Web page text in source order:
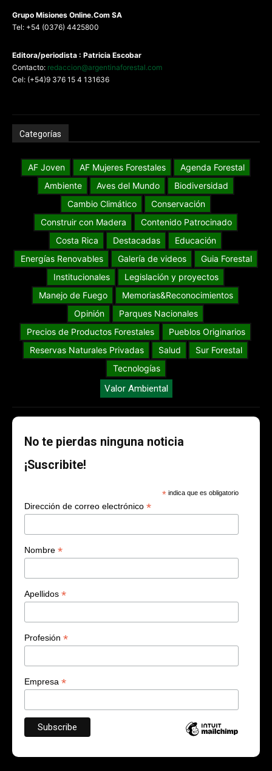
Grupo Misiones Online.Com SA
Tel: +54 (0376) 4425800
Editora/periodista : Patricia Escobar
Contacto: redaccion@argentinaforestal.com
Cel: (+54)9 376 15 4 131636
Categorías
AF Joven AF Mujeres Forestales
Agenda Forestal
Ambiente
Aves del Mundo
Biodiversidad
Cambio Climático
Conservación
Construir con Madera
Contenido Patrocinado
Costa Rica
Destacadas
Educación
Energías Renovables
Galería de videos
Guia Forestal
Institucionales
Legislación y proyectos
Manejo de Fuego
Memorias&Reconocimientos
Opinión
Parques Nacionales
Precios de Productos Forestales
Pueblos Originarios
Reservas Naturales Privadas
Salud
Sur Forestal
Tecnologías
Valor Ambiental
No te pierdas ninguna noticia
¡Suscribite!
* indica que es obligatorio
Dirección de correo electrónico *
Nombre *
Apellidos *
Profesión *
Empresa *